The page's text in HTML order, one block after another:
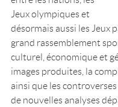
Jeux olympiques et
désormais aussi les Jeux
grand rassemblement
culturel, économique et
images produites, la
ainsi que les
de nouvelles analyses